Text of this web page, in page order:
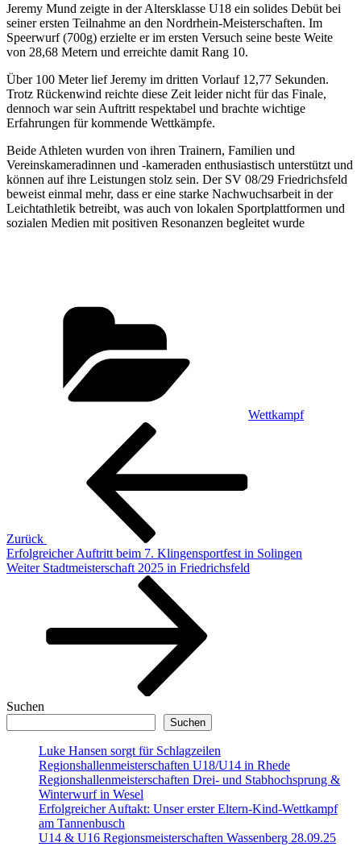
Jeremy Mund zeigte in der Altersklasse U18 ein solides Debüt bei
seiner ersten Teilnahme an den Nordrhein-Meisterschaften. Im
Speerwurf (700g) erzielte er im ersten Versuch seine beste Weite
von 28,68 Metern und erreichte damit Rang 10.
Über 100 Meter lief Jeremy im dritten Vorlauf 12,77 Sekunden.
Trotz Rückenwind reichte diese Zeit leider nicht für das Finale,
dennoch war sein Auftritt respektabel und brachte wichtige
Erfahrungen für kommende Wettkämpfe.
Beide Athleten wurden von ihren Trainern, Familien und
Vereinskameradinnen und -kameraden enthusiastisch unterstützt und
können auf ihre Leistungen stolz sein. Der SV 08/29 Friedrichsfeld
beweist einmal mehr, dass er eine starke Nachwuchsarbeit in der
Leichtathletik betreibt, was auch von lokalen Sportplattformen und
sozialen Medien mit positiven Resonanzen begleitet wurde
Wettkampf
Beitragsnavigation
Zurück
Erfolgreicher Auftritt beim 7. Klingensportfest in Solingen
Nächster
Weiter Stadtmeisterschaft 2025 in Friedrichsfeld
Suchen
Suchen
Luke Hansen sorgt für Schlagzeilen
Regionshallenmeisterschaften U18/U14 in Rhede
Regionshallenmeisterschaften Drei- und Stabhochsprung &
Winterwurf in Wesel
Erfolgreicher Auftakt: Unser erster Eltern-Kind-Wettkampf
am Tannenbusch
U14 & U16 Regionsmeisterschaften Wassenberg 28.09.25